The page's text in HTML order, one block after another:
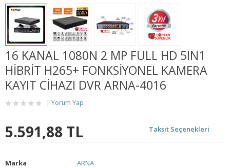
16 KANAL 1080N 2 MP FULL HD 5IN1
HİBRİT H265+ FONKSİYONEL KAMERA
KAYIT CİHAZI DVR ARNA-4016
Yorum Yap
5.591,88 TL Taksit Seçenekleri
Marka
ARNA